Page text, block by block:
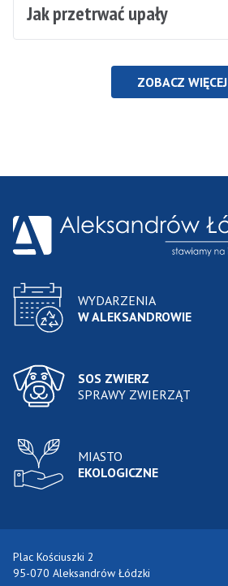
Jak przetrwać upały
ZOBACZ WIĘCEJ
WYDARZENIA
W ALEKSANDROWIE
SOS ZWIERZ
SPRAWY ZWIERZĄT
MIASTO
EKOLOGICZNE
Plac Kościuszki 2
95-070 Aleksandrów Łódzki